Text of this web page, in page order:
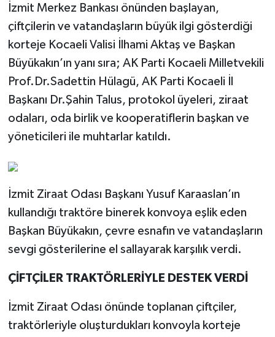
İzmit Merkez Bankası önünden başlayan,
çiftçilerin ve vatandaşların büyük ilgi gösterdiği
korteje Kocaeli Valisi İlhami Aktaş ve Başkan
Büyükakın’ın yanı sıra; AK Parti Kocaeli Milletvekili
Prof.Dr.Sadettin Hülagü, AK Parti Kocaeli İl
Başkanı Dr.Şahin Talus, protokol üyeleri, ziraat
odaları, oda birlik ve kooperatiflerin başkan ve
yöneticileri ile muhtarlar katıldı.
İzmit Ziraat Odası Başkanı Yusuf Karaaslan’ın
kullandığı traktöre binerek konvoya eşlik eden
Başkan Büyükakın, çevre esnafın ve vatandaşların
sevgi gösterilerine el sallayarak karşılık verdi.
ÇİFTÇİLER TRAKTÖRLERİYLE DESTEK VERDİ
İzmit Ziraat Odası önünde toplanan çiftçiler,
traktörleriyle oluşturdukları konvoyla korteje